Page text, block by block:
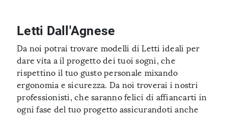
Letti Dall'Agnese
Da noi potrai trovare modelli di Letti ideali per
dare vita a il progetto dei tuoi sogni, che
rispettino il tuo gusto personale mixando
ergonomia e sicurezza. Da noi troverai i nostri
professionisti, che saranno felici di affiancarti in
ogni fase del tuo progetto assicurandoti anche